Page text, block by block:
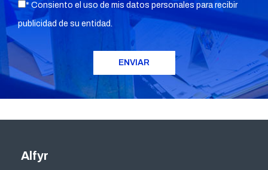
* Consiento el uso de mis datos personales para recibir
publicidad de su entidad.
Alfyr